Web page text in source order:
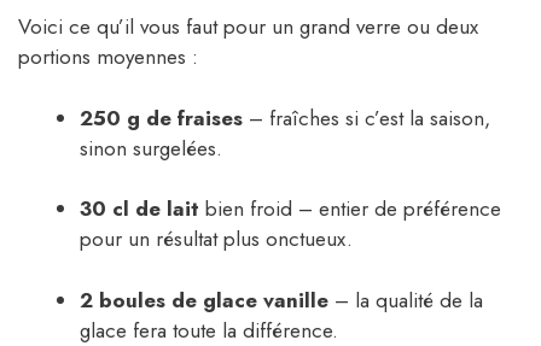
Voici ce qu’il vous faut pour un grand verre ou deux
portions moyennes :
250 g de fraises – fraîches si c’est la saison,
sinon surgelées.
30 cl de lait bien froid – entier de préférence
pour un résultat plus onctueux.
2 boules de glace vanille – la qualité de la
glace fera toute la différence.